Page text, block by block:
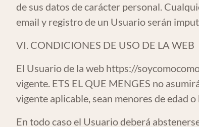
de sus datos de carácter personal.
email y registro de un Usuario serán
VI. CONDICIONES DE USO DE LA WEB
El Usuario de la web https://
vigente. ETS EL QUE MENGES no
vigente aplicable, sean menores de edad
En todo caso el Usuario deberá